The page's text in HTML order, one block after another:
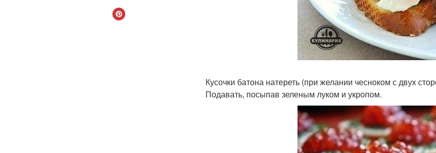
Кусочки батона натереть (при желании чесноком с двух
Подавать, посыпав зеленым луком и укропом.